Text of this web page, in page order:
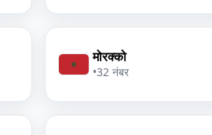
मोरक्को
•32 नंबर